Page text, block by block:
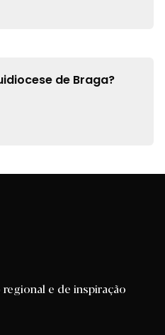
de Braga?
e de inspiração